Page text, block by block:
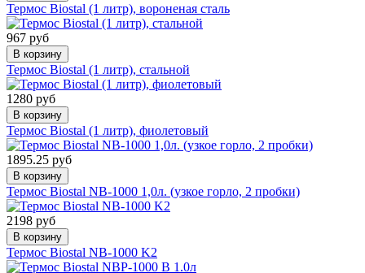
Термос Biostal (1 литр), вороненая сталь
967 руб
В корзину
Термос Biostal (1 литр), стальной
1280 руб
В корзину
Термос Biostal (1 литр), фиолетовый
1895.25 руб
В корзину
Термос Biostal NB-1000 1,0л. (узкое горло, 2 пробки)
2198 руб
В корзину
Термос Biostal NB-1000 K2